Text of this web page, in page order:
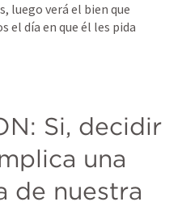
luego verá el bien que
el día en que él les pida
Si, decidir
una
de nuestra